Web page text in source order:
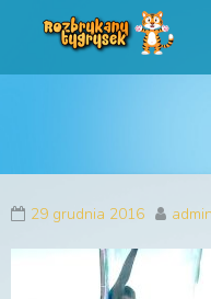
Profesjonalne animacje
29 grudnia 2016 admin